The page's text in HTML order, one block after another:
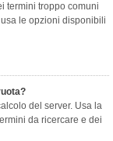
termini troppo comuni
le opzioni disponibili
del server. Usa la
da ricercare e dei